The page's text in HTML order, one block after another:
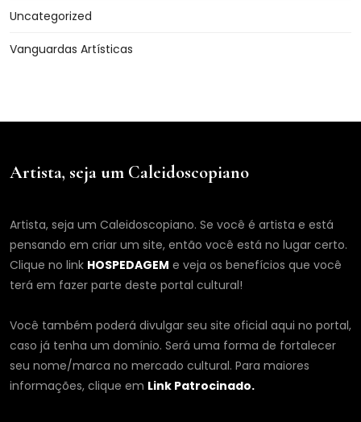
Uncategorized
Vanguardas Artísticas
Artista, seja um Caleidoscopiano
Artista, seja um Caleidoscopiano. Se você é artista e está
pensando em criar um site, então você está no lugar certo.
Clique no link HOSPEDAGEM e veja os benefícios que você
terá em fazer parte deste portal cultural!
Você também poderá divulgar seu site oficial aqui no portal,
caso já tenha um domínio. Será uma forma de fortalecer
seu nome/marca no mercado cultural. Para maiores
informações, clique em Link Patrocinado.